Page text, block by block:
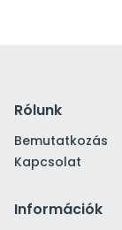
Rólunk
Bemutatkozás
Kapcsolat
Információk